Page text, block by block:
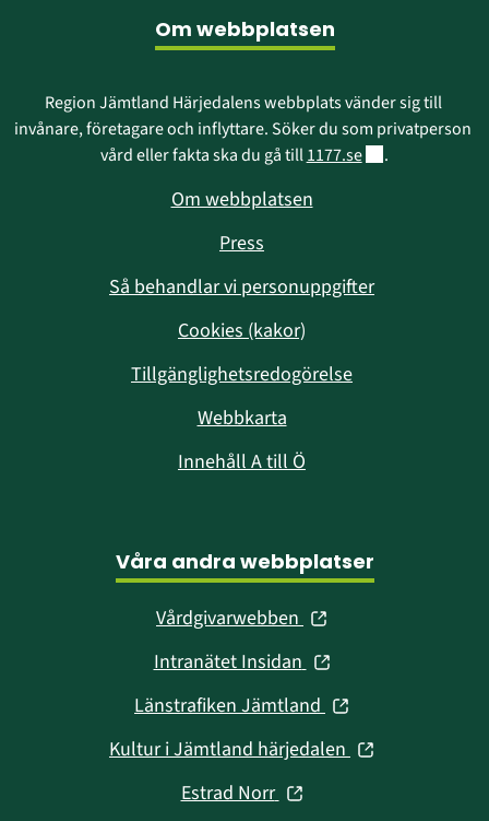
Om webbplatsen
Region Jämtland Härjedalens webbplats vänder sig till
invånare, företagare och inflyttare. Söker du som privatperson
vård eller fakta ska du gå till 1177.seLänk till annan
.
Om webbplatsen
Press
Så behandlar vi personuppgifter
Cookies (kakor)
Tillgänglighetsredogörelse
Webbkarta
Innehåll A till Ö
Våra andra webbplatser
Vårdgivarwebben (öppnas
nytt
fönster)
Intranätet Insidan (öppnas
nytt
fönster)
Länstrafiken Jämtland (öppnas
nytt
Kultur i Jämtland härjedalen (öppnas
Estrad Norr (öppnas